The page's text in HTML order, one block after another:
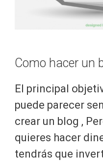
Como hacer un
El principal
puede parecer
crear un blog ,
quieres hacer
tendrás que